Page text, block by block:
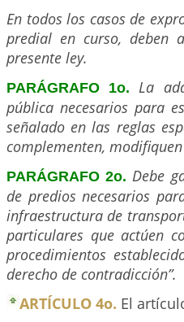
En todos los casos de
predial en curso, deben
presente ley.
PARÁGRAFO 1o.
La
pública necesarios para
señalado en las reglas
complementen,
PARÁGRAFO 2o. Debe
de predios necesarios
infraestructura de
particulares que actúen
procedimientos
derecho de contradicción”.
ARTÍCULO 4o. El